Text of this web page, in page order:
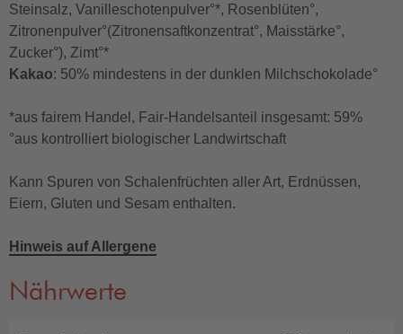
Steinsalz, Vanilleschotenpulver°*, Rosenblüten°,
Zitronenpulver°(Zitronensaftkonzentrat°, Maisstärke°,
Zucker°), Zimt°*
Kakao: 50% mindestens in der dunklen Milchschokolade°
*aus fairem Handel, Fair-Handelsanteil insgesamt: 59%
°aus kontrolliert biologischer Landwirtschaft
Kann Spuren von Schalenfrüchten aller Art, Erdnüssen,
Eiern, Gluten und Sesam enthalten.
Hinweis auf Allergene
Nährwerte